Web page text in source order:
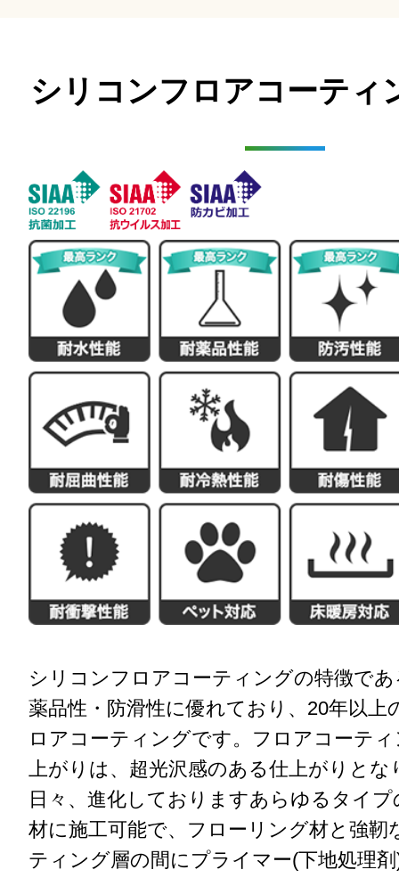
シリコンフロアコーティ
シリコンフロアコーティングの特徴で
薬品性・防滑性に優れており、20年以上
ロアコーティングです。フロアコーテ
上がりは、超光沢感のある仕上がりとな
日々、進化しておりますあらゆる タイ
材に施工可能で、フローリング材と強靭
ティング層の間に プライマー(下地処理